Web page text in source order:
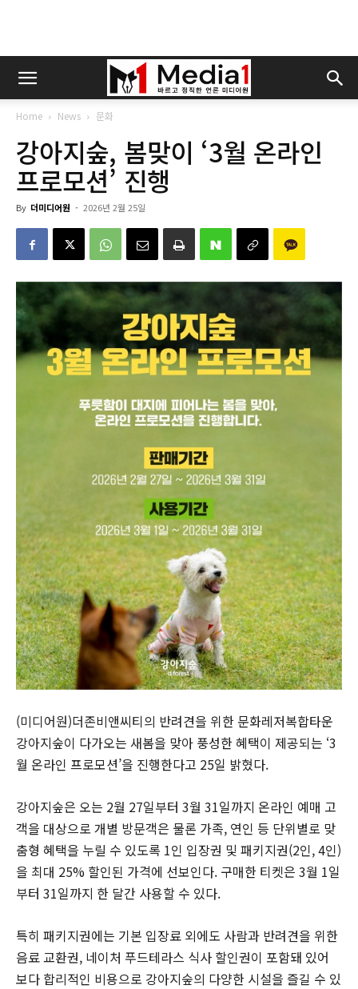
Home News 문화
강아지숲, 봄맞이 ‘3월 온라인
프로모션’ 진행
By 더미디어원 - 2026년 2월 25일
(미디어원)더존비앤씨티의 반려견을 위한 문화레저복합타운
강아지숲이 다가오는 새봄을 맞아 풍성한 혜택이 제공되는 ‘3
월 온라인 프로모션’을 진행한다고 25일 밝혔다.
강아지숲은 오는 2월 27일부터 3월 31일까지 온라인 예매 고
객을 대상으로 개별 방문객은 물론 가족, 연인 등 단위별로 맞
춤형 혜택을 누릴 수 있도록 1인 입장권 및 패키지권(2인, 4인)
을 최대 25% 할인된 가격에 선보인다. 구매한 티켓은 3월 1일
부터 31일까지 한 달간 사용할 수 있다.
특히 패키지권에는 기본 입장료 외에도 사람과 반려견을 위한
음료 교환권, 네이처 푸드테라스 식사 할인권이 포함돼 있어
보다 합리적인 비용으로 강아지숲의 다양한 시설을 즐길 수 있